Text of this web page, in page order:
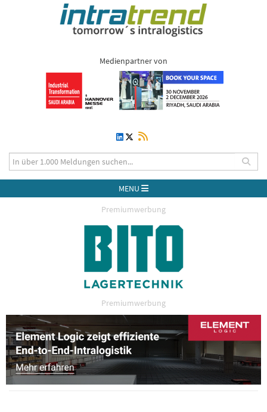
Medienpartner von
MENU
Premiumwerbung
Premiumwerbung